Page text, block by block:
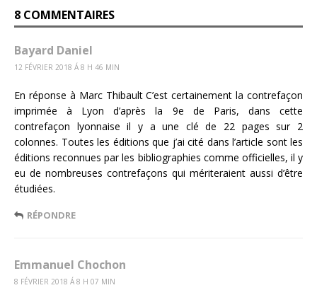
8 COMMENTAIRES
Bayard Daniel
12 FÉVRIER 2018 Á 8 H 46 MIN
En réponse à Marc Thibault C’est certainement la contrefaçon
imprimée à Lyon d’après la 9e de Paris, dans cette
contrefaçon lyonnaise il y a une clé de 22 pages sur 2
colonnes. Toutes les éditions que j’ai cité dans l’article sont les
éditions reconnues par les bibliographies comme officielles, il y
eu de nombreuses contrefaçons qui mériteraient aussi d’être
étudiées.
RÉPONDRE
Emmanuel Chochon
8 FÉVRIER 2018 Á 8 H 07 MIN